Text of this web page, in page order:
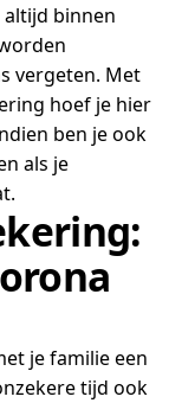
binnen
vergeten. Met
hoef je hier
ben je ook
als je
je familie een
tijd ook